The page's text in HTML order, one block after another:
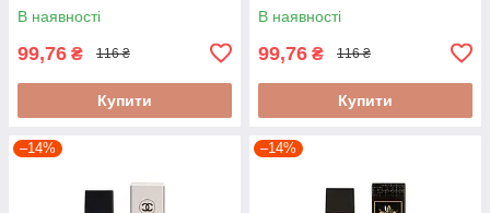
В наявності
99,76 ₴ 116 ₴
Купити
В наявності
99,76 ₴ 116 ₴
Купити
–14% –14%